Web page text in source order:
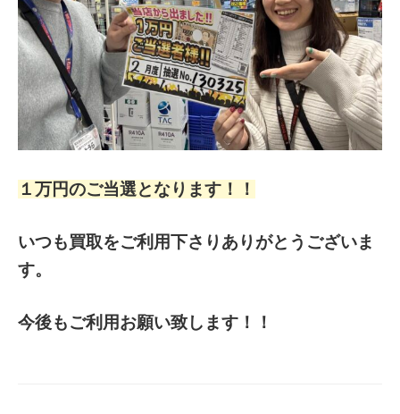
１万円のご当選となります！！
いつも買取をご利用下さりありがとうございま
す。
今後もご利用お願い致します！！